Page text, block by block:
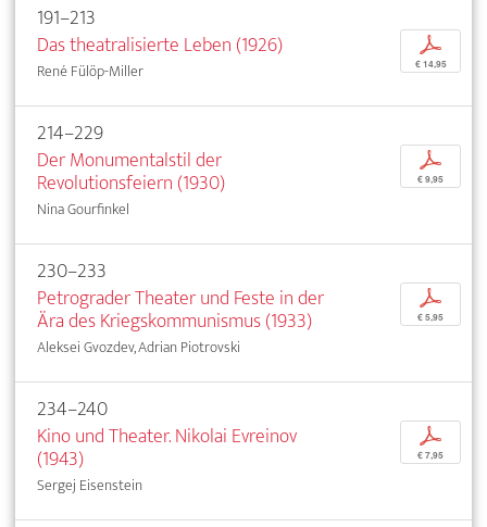
191–213
Das theatralisierte Leben (1926)
René Fülöp-Miller
p
€ 14,95
214–229
Der Monumentalstil der
Revolutionsfeiern (1930)
Nina Gourfinkel
p
€ 9,95
230–233
Petrograder Theater und Feste in der
Ära des Kriegskommunismus (1933)
Aleksei Gvozdev, Adrian Piotrovski
p
€ 5,95
234–240
Kino und Theater. Nikolai Evreinov
(1943)
Sergej Eisenstein
p
€ 7,95